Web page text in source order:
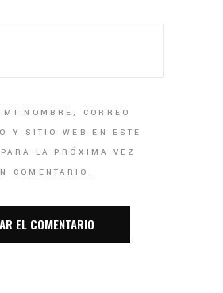
MI NOMBRE, CORREO
Y SITIO WEB EN ESTE
LA PRÓXIMA VEZ
COMENTARIO.